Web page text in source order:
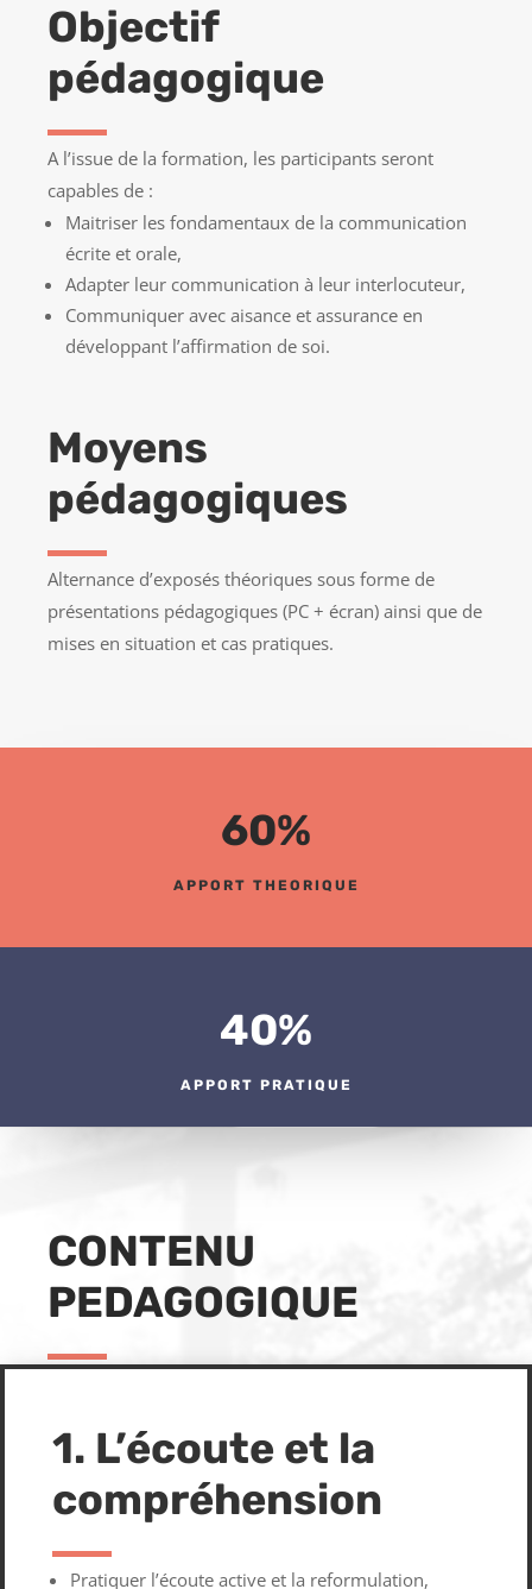
Objectif
pédagogique
A l’issue de la formation, les participants seront
capables de :
Maitriser les fondamentaux de la communication
écrite et orale,
Adapter leur communication à leur interlocuteur,
Communiquer avec aisance et assurance en
développant l’affirmation de soi.
Moyens
pédagogiques
Alternance d’exposés théoriques sous forme de
présentations pédagogiques (PC + écran) ainsi que de
mises en situation et cas pratiques.
60%
APPORT THEORIQUE
40%
APPORT PRATIQUE
CONTENU
PEDAGOGIQUE
1. L’écoute et la
compréhension
Pratiquer l’écoute active et la reformulation,